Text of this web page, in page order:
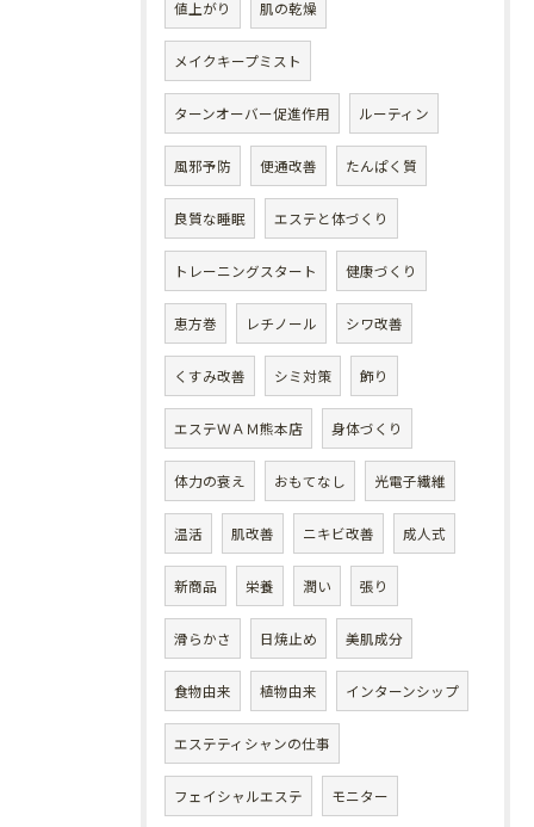
値上がり 肌の乾燥
メイクキープミスト
ターンオーバー促進作用 ルーティン
風邪予防 便通改善 たんぱく質
良質な睡眠 エステと体づくり
トレーニングスタート 健康づくり
恵方巻 レチノール シワ改善
くすみ改善 シミ対策 飾り
エステＷＡＭ熊本店 身体づくり
体力の衰え おもてなし 光電子繊維
温活 肌改善 ニキビ改善 成人式
新商品 栄養 潤い 張り
滑らかさ 日焼止め 美肌成分
食物由来 植物由来 インターンシップ
エステティシャンの仕事
フェイシャルエステ モニター